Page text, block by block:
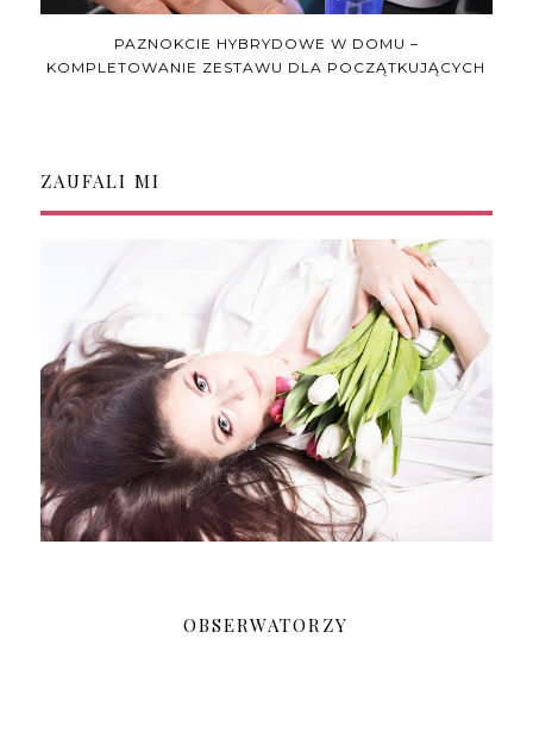
PAZNOKCIE HYBRYDOWE W DOMU –
KOMPLETOWANIE ZESTAWU DLA POCZĄTKUJĄCYCH
ZAUFALI MI
OBSERWATORZY